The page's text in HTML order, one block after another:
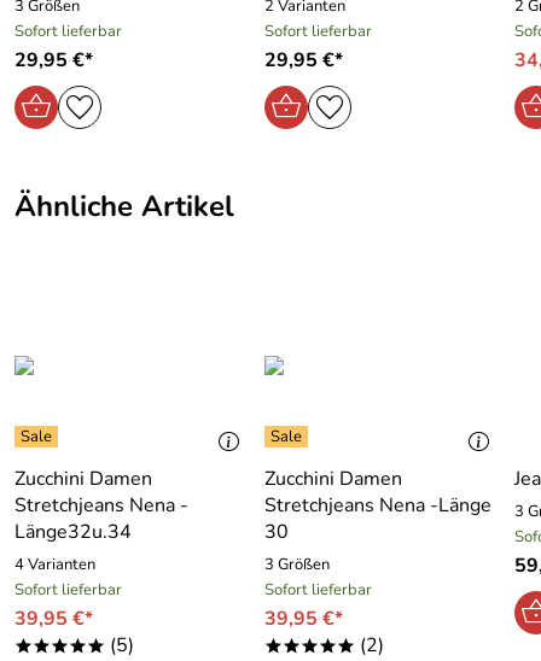
3 Größen
Sofort lieferbar
29,95 €*
2 Varianten
Sofort lieferbar
29,95 €*
2
Ähnliche Artikel
Zucchini Damen
Stretchjeans Nena -
Länge32u.34
4 Varianten
Sofort lieferbar
39,95 €*
***** (5)
Zucchini Damen
Stretchjeans Nena -Länge
30
3 Größen
Sofort lieferbar
39,95 €*
***** (2)
3